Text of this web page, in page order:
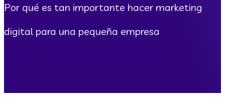
Por qué es tan importante hacer marketing
digital para una pequeña empresa